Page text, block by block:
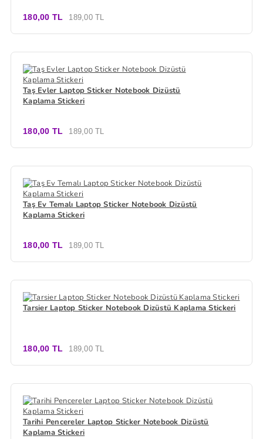
180,00 TL 189,00 TL
Taş Evler Laptop Sticker Notebook Dizüstü
Kaplama Stickeri
180,00 TL 189,00 TL
Taş Ev Temalı Laptop Sticker Notebook Dizüstü
Kaplama Stickeri
180,00 TL 189,00 TL
Tarsier Laptop Sticker Notebook Dizüstü Kaplama Stickeri
180,00 TL 189,00 TL
Tarihi Pencereler Laptop Sticker Notebook Dizüstü
Kaplama Stickeri